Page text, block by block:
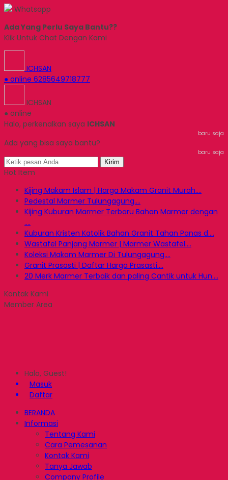
Whatsapp
Ada Yang Perlu Saya Bantu??
Klik Untuk Chat Dengan Kami
ICHSAN
● online 6285649718777
ICHSAN
● online
Halo, perkenalkan saya ICHSAN
baru saja
Ada yang bisa saya bantu?
baru saja
Kirim
Hot Item
Kijing Makam Islam | Harga Makam Granit Murah....
Pedestal Marmer Tulungagung....
Kijing Kuburan Marmer Terbaru Bahan Marmer dengan
....
Kuburan Kristen Katolik Bahan Granit Tahan Panas d....
Wastafel Panjang Marmer | Marmer Wastafel....
Koleksi Makam Marmer Di Tulungagung....
Granit Prasasti | Daftar Harga Prasasti....
20 Merk Marmer Terbaik dan paling Cantik untuk Hun....
Kontak Kami
Member Area
Halo, Guest!
Masuk
Daftar
BERANDA
Informasi
Tentang Kami
Cara Pemesanan
Kontak Kami
Tanya Jawab
Company Profile